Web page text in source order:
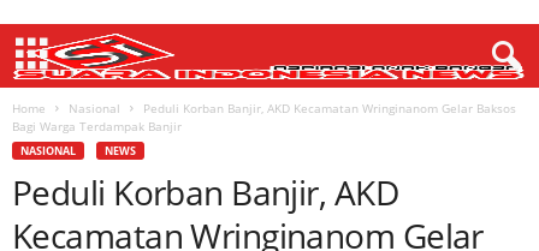
Home Nasional
Peduli Korban Banjir, AKD Kecamatan Wringinanom Gelar Baksos
Bagi Warga Terdampak Banjir
NASIONAL NEWS
Peduli Korban Banjir, AKD
Kecamatan Wringinanom Gelar